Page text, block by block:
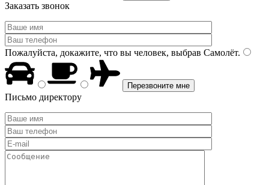
Заказать звонок
Пожалуйста, докажите, что вы человек, выбрав Самолёт.
Письмо директору